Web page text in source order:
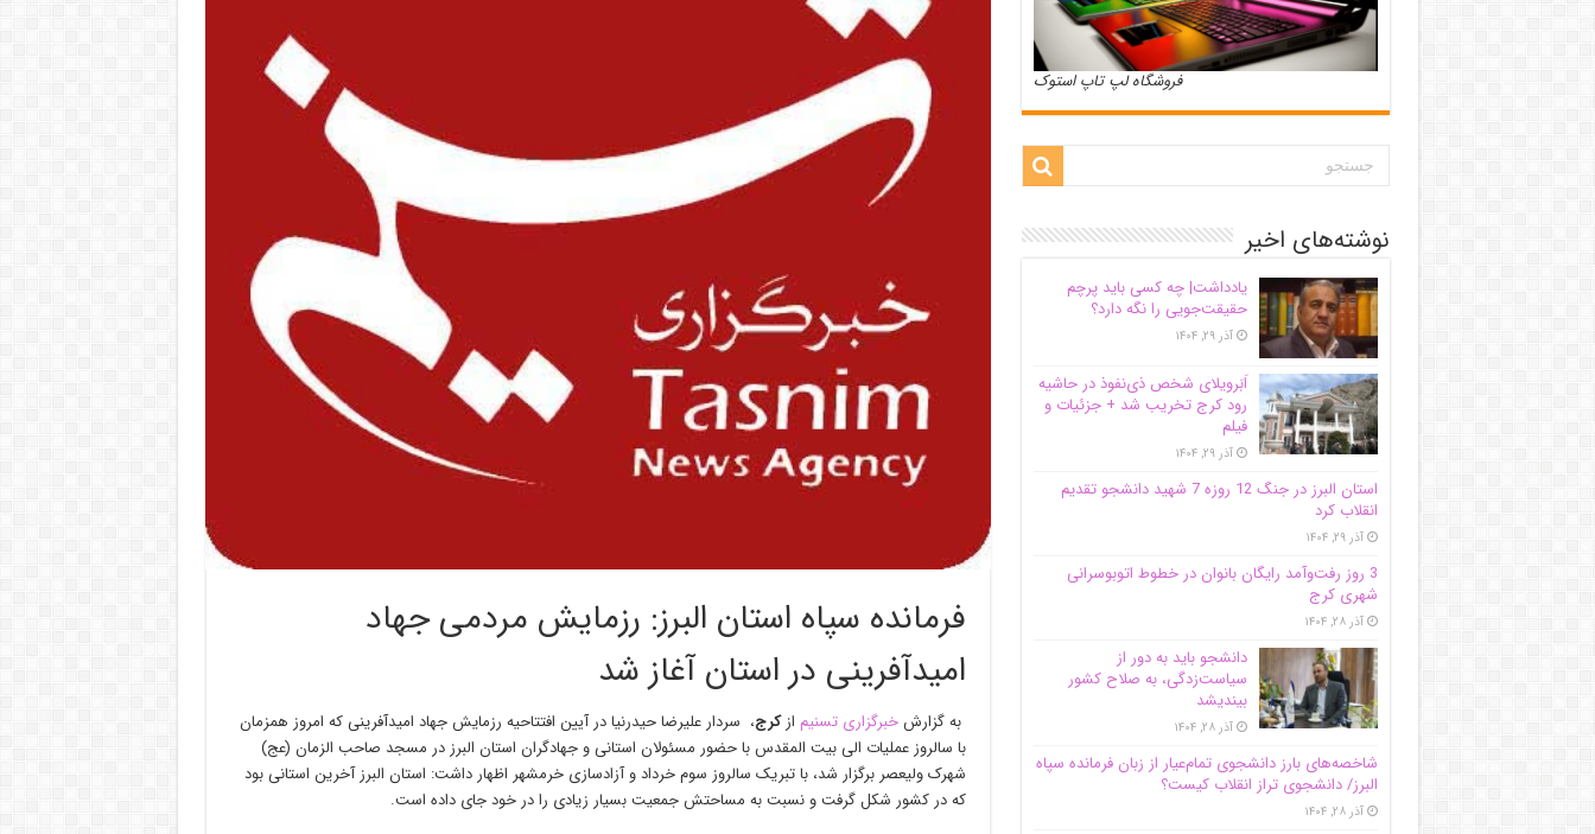
فرمانده سپاه استان البرز: رزمایش مردمی جهاد
امیدآفرینی در استان آغاز شد
به گزارشخبرگزاری تسنیم ازکرج، سردار علیرضا حیدرنیا در آیین افتتاحیه رزمایش جهاد امیدآفرینی که امروز همزمان
با سالروز عملیات الی بیت المقدس با حضور مسئولان استانی و جهادگران استان البرز در مسجد صاحب الزمان (عج)
شهرک ولیعصر برگزار شد، با تبریک سالروز سوم خرداد و آزادسازی خرمشهر اظهار داشت: استان البرز آخرین استانی بود
که در کشور شکل گرفت و نسبت به مساحتش جمعیت بسیار زیادی را در خود جای داده است.
فروشگاه لپ تاپ استوک
نوشته‌های اخیر
یادداشت| ‌چه کسی باید پرچم
حقیقت‌جویی را نگه دارد؟
آذر ۲۹, ۱۴۰۴
اَبَر‌ویلای شخص ذی‌نفوذ در حاشیه‌
رود کرج تخریب شد + جزئیات و
فیلم
آذر ۲۹, ۱۴۰۴
استان البرز در جنگ 12 روزه 7 شهید دانشجو تقدیم
انقلاب کرد
آذر ۲۹, ۱۴۰۴
3 روز رفت‌وآمد رایگان بانوان در خطوط اتوبوسرانی
شهری کرج
آذر ۲۸, ۱۴۰۴
دانشجو باید به دور از
سیاست‌زدگی، به صلاح کشور
بیندیشد
آذر ۲۸, ۱۴۰۴
شاخصه‌های بارز دانشجوی تمام‌عیار از زبان فرمانده سپاه
البرز/ دانشجوی تراز انقلاب کیست؟
آذر ۲۸, ۱۴۰۴